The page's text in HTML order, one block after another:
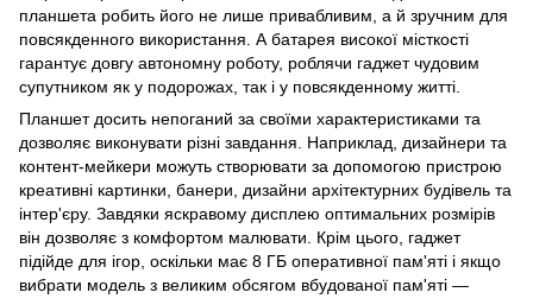
планшета робить його не лише привабливим, а й зручним для
повсякденного використання. А батарея високої місткості
гарантує довгу автономну роботу, роблячи гаджет чудовим
супутником як у подорожах, так і у повсякденному житті.
Планшет досить непоганий за своїми характеристиками та
дозволяє виконувати різні завдання. Наприклад, дизайнери та
контент-мейкери можуть створювати за допомогою пристрою
креативні картинки, банери, дизайни архітектурних будівель та
інтер'єру. Завдяки яскравому дисплею оптимальних розмірів
він дозволяє з комфортом малювати. Крім цього, гаджет
підійде для ігор, оскільки має 8 ГБ оперативної пам'яті і якщо
вибрати модель з великим обсягом вбудованої пам'яті —